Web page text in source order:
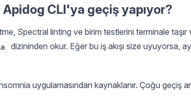
CLI'ya geçiş yapıyor?
Spectral linting ve birim testlerini terminale taşır
dizininden okur. Eğer bu iş akışı size uyuyorsa,
uygulamasından kaynaklanır. Çoğu geçiş